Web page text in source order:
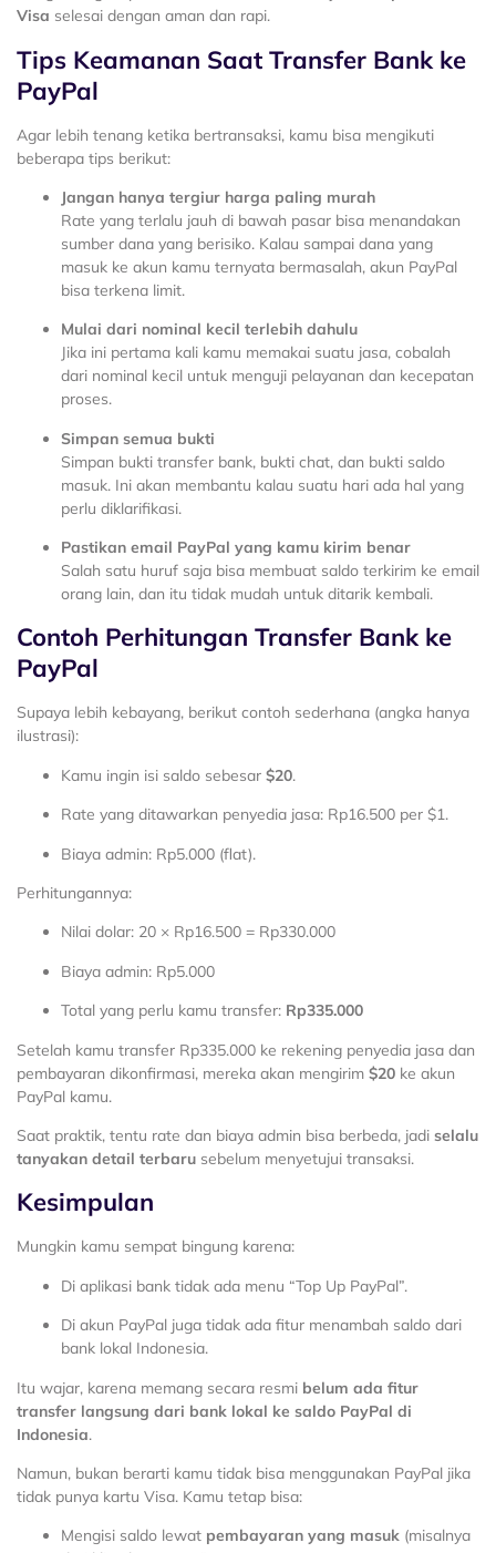
Visa selesai dengan aman dan rapi.
Tips Keamanan Saat Transfer Bank ke
PayPal
Agar lebih tenang ketika bertransaksi, kamu bisa mengikuti
beberapa tips berikut:
Jangan hanya tergiur harga paling murah
Rate yang terlalu jauh di bawah pasar bisa menandakan
sumber dana yang berisiko. Kalau sampai dana yang
masuk ke akun kamu ternyata bermasalah, akun PayPal
bisa terkena limit.
Mulai dari nominal kecil terlebih dahulu
Jika ini pertama kali kamu memakai suatu jasa, cobalah
dari nominal kecil untuk menguji pelayanan dan kecepatan
proses.
Simpan semua bukti
Simpan bukti transfer bank, bukti chat, dan bukti saldo
masuk. Ini akan membantu kalau suatu hari ada hal yang
perlu diklarifikasi.
Pastikan email PayPal yang kamu kirim benar
Salah satu huruf saja bisa membuat saldo terkirim ke email
orang lain, dan itu tidak mudah untuk ditarik kembali.
Contoh Perhitungan Transfer Bank ke
PayPal
Supaya lebih kebayang, berikut contoh sederhana (angka hanya
ilustrasi):
Kamu ingin isi saldo sebesar $20.
Rate yang ditawarkan penyedia jasa: Rp16.500 per $1.
Biaya admin: Rp5.000 (flat).
Perhitungannya:
Nilai dolar: 20 × Rp16.500 = Rp330.000
Biaya admin: Rp5.000
Total yang perlu kamu transfer: Rp335.000
Setelah kamu transfer Rp335.000 ke rekening penyedia jasa dan
pembayaran dikonfirmasi, mereka akan mengirim $20 ke akun
PayPal kamu.
Saat praktik, tentu rate dan biaya admin bisa berbeda, jadi selalu
tanyakan detail terbaru sebelum menyetujui transaksi.
Kesimpulan
Mungkin kamu sempat bingung karena:
Di aplikasi bank tidak ada menu “Top Up PayPal”.
Di akun PayPal juga tidak ada fitur menambah saldo dari
bank lokal Indonesia.
Itu wajar, karena memang secara resmi belum ada fitur
transfer langsung dari bank lokal ke saldo PayPal di
Indonesia.
Namun, bukan berarti kamu tidak bisa menggunakan PayPal jika
tidak punya kartu Visa. Kamu tetap bisa:
Mengisi saldo lewat pembayaran yang masuk (misalnya